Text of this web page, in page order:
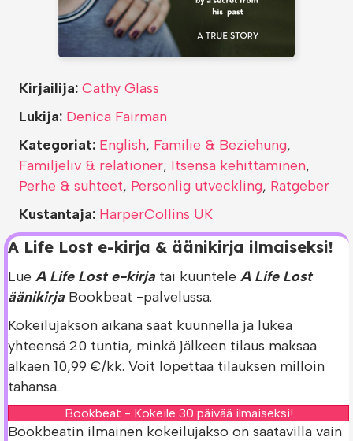
A Life Lost e-kirja & äänikirja ilmaiseksi!
Lue A Life Lost e-kirja tai kuuntele A Life Lost
äänikirja Bookbeat -palvelussa.
Kokeilujakson aikana saat kuunnella ja lukea
yhteensä 20 tuntia, minkä jälkeen tilaus maksaa
alkaen 10,99 €/kk. Voit lopettaa tilauksen milloin
tahansa.
Bookbeat - Kokeile 30 päivää ilmaiseksi!
Bookbeatin ilmainen kokeilujakso on saatavilla vain
Kirjailija: Cathy Glass
Lukija: Denica Fairman
Kategoriat: English, Familie & Beziehung,
Familjeliv & relationer, Itsensä kehittäminen,
Perhe & suhteet, Personlig utveckling, Ratgeber
Kustantaja: HarperCollins UK